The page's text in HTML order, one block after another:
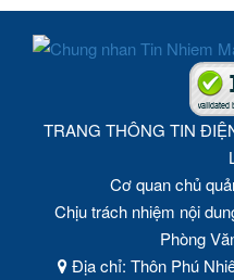
TRANG THÔNG TIN
Cơ quan chủ
Chịu trách nhiệm nội
Phòng
Địa chỉ: Thôn Phú